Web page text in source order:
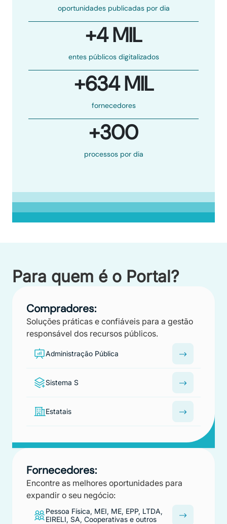
oportunidades publicadas por dia
+4 MIL
entes públicos digitalizados
+634 MIL
fornecedores
+300
processos por dia
Para quem é o Portal?
Compradores:
Soluções práticas e confiáveis para a gestão
responsável dos recursos públicos.
Administração Pública
Sistema S
Estatais
Fornecedores:
Encontre as melhores oportunidades para
expandir o seu negócio:
Pessoa Física, MEI, ME, EPP, LTDA,
EIRELI, SA, Cooperativas e outros